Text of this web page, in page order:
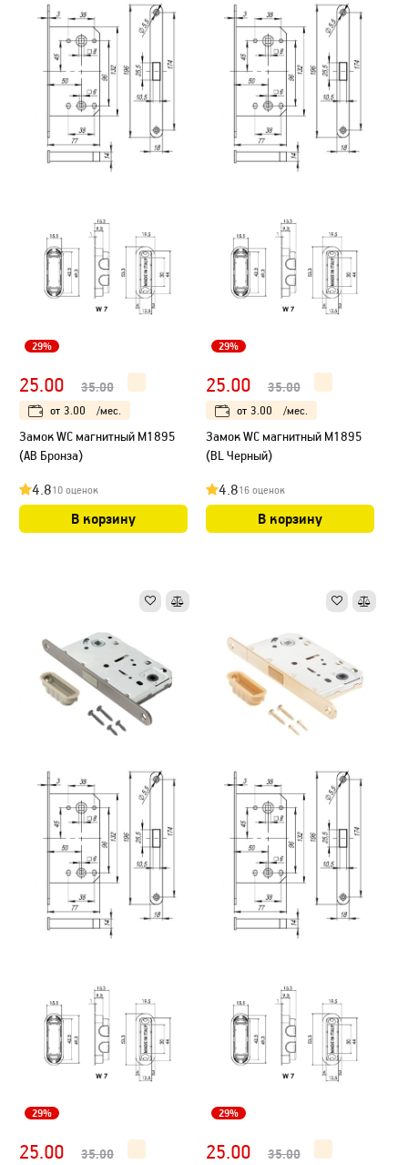
29%
25.00 35.00
от 3.00 /мес.
Замок WC магнитный М1895
(AB Бронза)
4.810 оценок
В корзину
29%
25.00 35.00
от 3.00 /мес.
Замок WC магнитный М1895
(BL Черный)
4.816 оценок
В корзину
29%
25.00 35.00
29%
25.00 35.00